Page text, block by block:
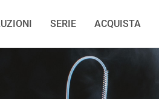
SERIE ACQUISTA